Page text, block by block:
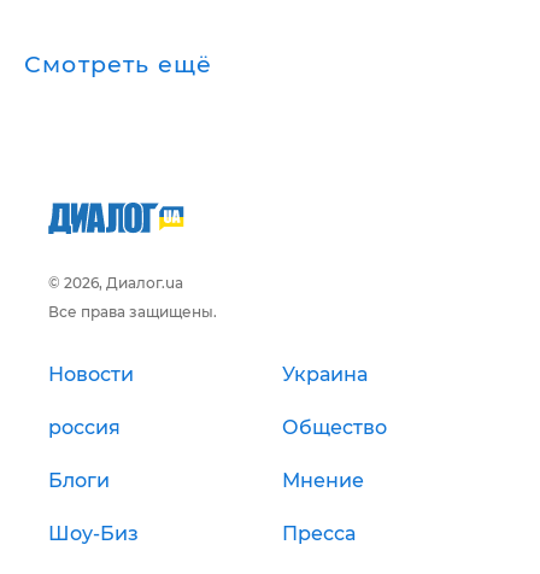
Смотреть ещё
© 2026, Диалог.ua
Все права защищены.
Новости Украина
россия Общество
Блоги Мнение
Шоу-Биз Пресса